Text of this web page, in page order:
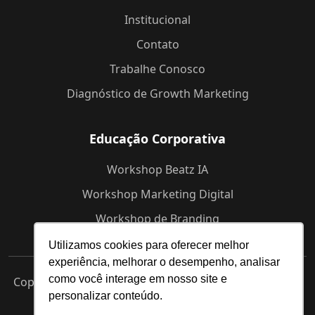
Utilizamos cookies para oferecer melhor
experiência, melhorar o desempenho, analisar
como você interage em nosso site e
personalizar conteúdo.
Institucional
Contato
Trabalhe Conosco
Diagnóstico de Growth Marketing
Educação Corporativa
Workshop Beatz IA
Workshop Marketing Digital
Workshop de Branding
Copyright © 2025 Beatz -Agência de Marketing Digital
em Indaiatuba